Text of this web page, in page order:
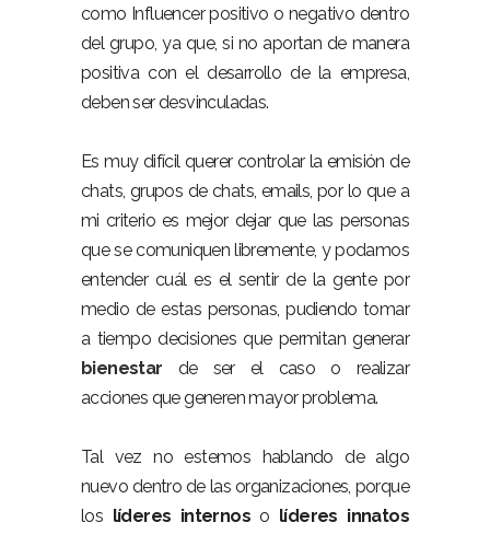
como Influencer positivo o negativo dentro
del grupo, ya que, si no aportan de manera
positiva con el desarrollo de la empresa,
deben ser desvinculadas.
Es muy difícil querer controlar la emisión de
chats, grupos de chats, emails, por lo que a
mi criterio es mejor dejar que las personas
que se comuniquen libremente, y podamos
entender cuál es el sentir de la gente por
medio de estas personas, pudiendo tomar
a tiempo decisiones que permitan generar
bienestar de ser el caso o realizar
acciones que generen mayor problema.
Tal vez no estemos hablando de algo
nuevo dentro de las organizaciones, porque
los líderes internoso líderes innatos